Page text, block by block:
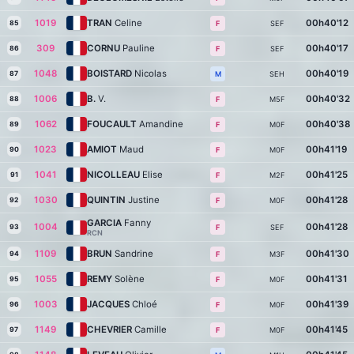
85 1019 TRAN Celine F SEF 00h40'12
86 309 CORNU Pauline F SEF 00h40'17
87 1048 BOISTARD Nicolas M SEH 00h40'19
88 1006 B. V. F M5F 00h40'32
89 1062 FOUCAULT Amandine F M0F 00h40'38
90 1023 AMIOT Maud F M0F 00h41'19
91 1041 NICOLLEAU Elise F M2F 00h41'25
92 1030 QUINTIN Justine F M0F 00h41'28
93 1004 GARCIA Fanny
RCN
F SEF 00h41'28
94 1109 BRUN Sandrine F M3F 00h41'30
95 1055 REMY Solène F M0F 00h41'31
96 1003 JACQUES Chloé F M0F 00h41'39
97 1149 CHEVRIER Camille F M0F 00h41'45